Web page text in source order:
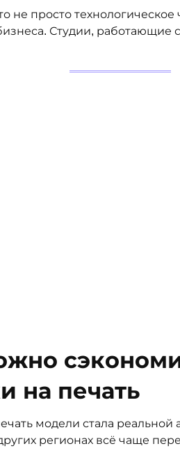
не просто
Студии,
на печать
модели стала реальной
регионах всё чаще